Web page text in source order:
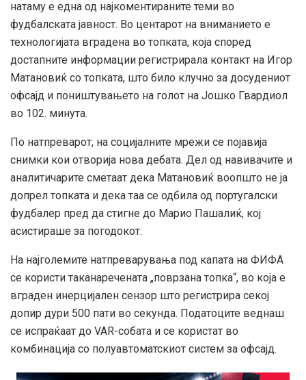
натаму е една од најкоментираните теми во
фудбалската јавност. Во центарот на вниманието е
технологијата вградена во топката, која според
достапните информации регистрирала контакт на Игор
Матановиќ со топката, што било клучно за досудениот
офсајд и поништувањето на голот на Јошко Гвардиол
во 102. минута.
По натпреварот, на социјалните мрежи се појавија
снимки кои отворија нова дебата. Дел од навивачите и
аналитичарите сметаат дека Матановиќ воопшто не ја
допрел топката и дека таа се одбила од португалски
фудбалер пред да стигне до Марио Пашалиќ, кој
асистираше за погодокот.
На најголемите натпреварувања под капата на ФИФА
се користи таканаречената „поврзана топка“, во која е
вграден инерцијален сензор што регистрира секој
допир дури 500 пати во секунда. Податоците веднаш
се испраќаат до VAR-собата и се користат во
комбинација со полуавтоматскиот систем за офсајд.